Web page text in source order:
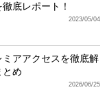
底レポート！
2023/05/04
アアクセスを徹底解
とめ
2026/06/25